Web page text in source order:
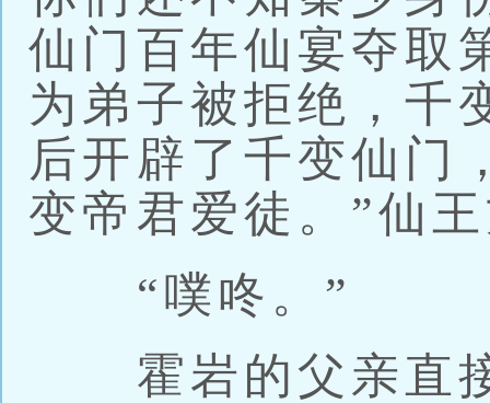
仙门百年仙宴夺取
为弟子被拒绝，千
后开辟了千变仙门
变帝君爱徒。”仙
“噗咚。”
霍岩的父亲直接